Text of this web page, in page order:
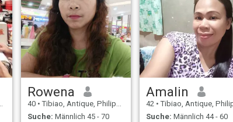
Rowena
40 • Tibiao, Antique, Philippinen
Suche: Männlich 45 - 70
Amalin
42 • Tibiao, Antique,
Suche: Männlich 44 - 60